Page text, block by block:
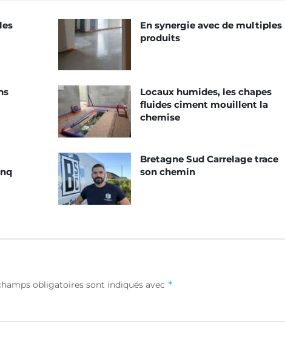
En synergie avec de multiples
produits
Locaux humides, les chapes
fluides ciment mouillent la
chemise
Bretagne Sud Carrelage trace
son chemin
obligatoires sont indiqués avec *